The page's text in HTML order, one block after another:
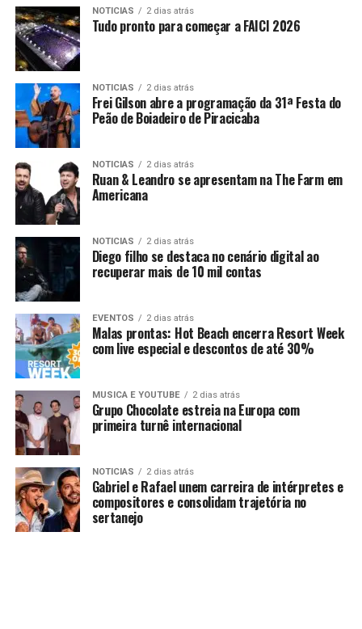
NOTICIAS 2 dias atrás
Tudo pronto para começar a FAICI 2026
NOTICIAS 2 dias atrás
Frei Gilson abre a programação da 31ª Festa do
Peão de Boiadeiro de Piracicaba
NOTICIAS 2 dias atrás
Ruan & Leandro se apresentam na The Farm em
Americana
NOTICIAS 2 dias atrás
Diego filho se destaca no cenário digital ao
recuperar mais de 10 mil contas
EVENTOS 2 dias atrás
Malas prontas: Hot Beach encerra Resort Week
com live especial e descontos de até 30%
MUSICA E YOUTUBE 2 dias atrás
Grupo Chocolate estreia na Europa com
primeira turnê internacional
NOTICIAS 2 dias atrás
Gabriel e Rafael unem carreira de intérpretes e
compositores e consolidam trajetória no
sertanejo